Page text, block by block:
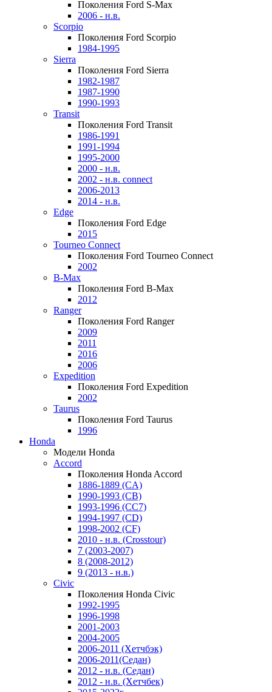
Поколения Ford S-Max
2006 - н.в.
Scorpio
Поколения Ford Scorpio
1984-1995
Sierra
Поколения Ford Sierra
1982-1987
1987-1990
1990-1993
Transit
Поколения Ford Transit
1986-1991
1991-1994
1995-2000
2000 - н.в.
2002 - н.в. connect
2006-2013
2014 - н.в.
Edge
Поколения Ford Edge
2015
Tourneo Connect
Поколения Ford Tourneo Connect
2002
B-Max
Поколения Ford B-Max
2012
Ranger
Поколения Ford Ranger
2009
2011
2016
2006
Expedition
Поколения Ford Expedition
2002
Taurus
Поколения Ford Taurus
1996
Honda
Модели Honda
Accord
Поколения Honda Accord
1886-1889 (CA)
1990-1993 (CB)
1993-1996 (CC7)
1994-1997 (CD)
1998-2002 (CF)
2010 - н.в. (Crosstour)
7 (2003-2007)
8 (2008-2012)
9 (2013 - н.в.)
Civic
Поколения Honda Civic
1992-1995
1996-1998
2001-2003
2004-2005
2006-2011 (Хетчбэк)
2006-2011(Седан)
2012 - н.в. (Седан)
2012 - н.в. (Хетчбек)